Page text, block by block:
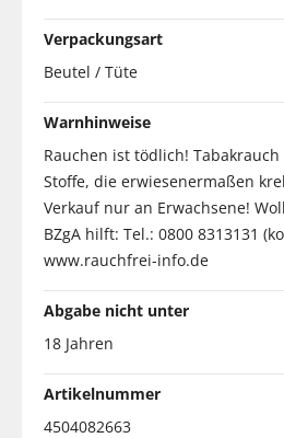
Verpackungsart
Beutel / Tüte
Warnhinweise
Rauchen ist tödlich!
Stoffe, die erwiesenermaßen
Verkauf nur an Erwachsene!
BZgA hilft: Tel.: 0800 8313131
www.rauchfrei-info.de
Abgabe nicht unter
18 Jahren
Artikelnummer
4504082663